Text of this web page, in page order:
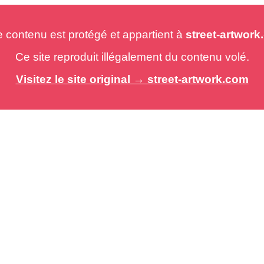
est protégé et appartient à street-
Ce site reproduit illégalement du contenu volé.
Visitez le site original → street-artwork.com